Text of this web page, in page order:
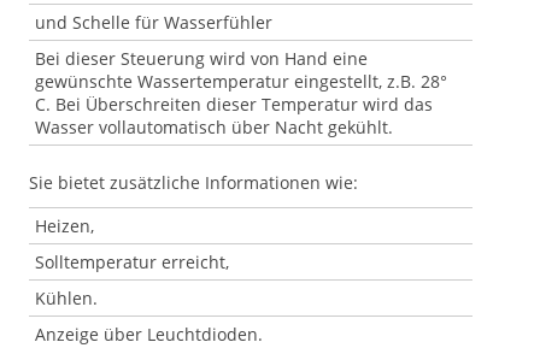
und Schelle für Wasserfühler
Bei dieser Steuerung wird von Hand eine
gewünschte Wassertemperatur eingestellt, z.B. 28°
C. Bei Überschreiten dieser Temperatur wird das
Wasser vollautomatisch über Nacht gekühlt.
Sie bietet zusätzliche Informationen wie:
Heizen,
Solltemperatur erreicht,
Kühlen.
Anzeige über Leuchtdioden.